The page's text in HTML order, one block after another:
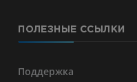
ПОЛЕЗНЫЕ ССЫЛКИ
Поддержка